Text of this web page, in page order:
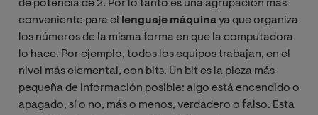
de potencia de 2. Por lo tanto es una agrupación más
conveniente para el
lenguaje máquinaya que organiza
los números de la misma forma en que la computadora
lo hace. Por ejemplo, todos los equipos trabajan, en el
nivel más elemental, con bits. Un bit es la pieza más
pequeña de información posible: algo está encendido o
apagado, sí o no, más o menos, verdadero o falso. Esta